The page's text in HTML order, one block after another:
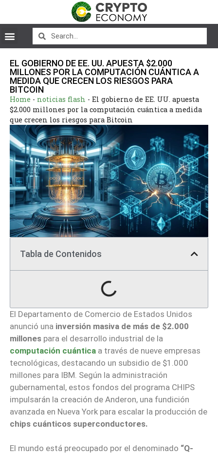
EL GOBIERNO DE EE. UU. APUESTA $2.000
MILLONES POR LA COMPUTACIÓN CUÁNTICA A
MEDIDA QUE CRECEN LOS RIESGOS PARA
BITCOIN
Home - noticias flash - El gobierno de EE. UU. apuesta
$2.000 millones por la computación cuántica a medida
que crecen los riesgos para Bitcoin
Tabla de Contenidos
El Departamento de Comercio de Estados Unidos
anunció una inversión masiva de más de $2.000
millones para el desarrollo industrial de la
computación cuántica a través de nueve empresas
tecnológicas, destacando un subsidio de $1.000
millones para IBM. Según la administración
gubernamental, estos fondos del programa CHIPS
impulsarán la creación de Anderon, una fundición
avanzada en Nueva York para escalar la producción de
chips cuánticos superconductores.
El mundo está preocupado por el denominado “Q-